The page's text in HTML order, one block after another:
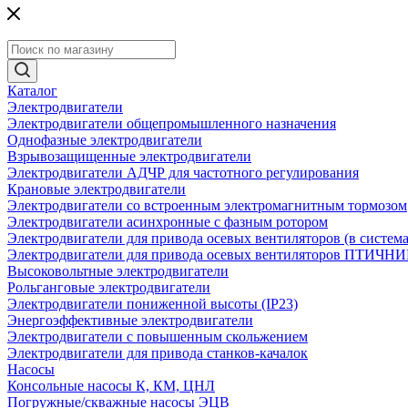
Каталог
Электродвигатели
Электродвигатели общепромышленного назначения
Однофазные электродвигатели
Взрывозащищенные электродвигатели
Электродвигатели АДЧР для частотного регулирования
Крановые электродвигатели
Электродвигатели со встроенным электромагнитным тормозом
Электродвигатели асинхронные с фазным ротором
Электродвигатели для привода осевых вентиляторов (в
Электродвигатели для привода осевых вентиляторов
Высоковольтные электродвигатели
Рольганговые электродвигатели
Электродвигатели пониженной высоты (IP23)
Энергоэффективные электродвигатели
Электродвигатели с повышенным скольжением
Электродвигатели для привода станков-качалок
Насосы
Консольные насосы К, КМ, ЦНЛ
Погружные/скважные насосы ЭЦВ